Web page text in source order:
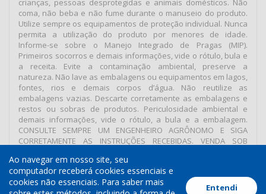
crianças, pessoas desprotegidas e animais domésticos. Não
coma, não beba e não fume durante o manuseio do produto.
Utilize sempre os equipamentos de proteção individual. Nunca
permita a utilização do produto por menores de idade.
Informe-se sobre o Manejo Integrado de Pragas (MIP).
Primeiros socorros e demais informações, vide o rótulo, bula e
a receita. Evite a contaminação ambiental, preserve a
natureza. Não lave as embalagens ou equipamentos em lagos,
fontes, rios e demais corpos d’água. Não reutilize as
embalagens vazias. Descarte corretamente as embalagens e
restos ou sobras de produtos. Periculosidade ambiental e
demais informações, vide o rótulo, a bula e a embalagem.
CONSULTE SEMPRE UM ENGENHEIRO AGRÔNOMO E SIGA
CORRETAMENTE AS INSTRUÇÕES RECEBIDAS. VENDA SOB
Termos de Uso Política de Cookies Política de Privacidade
Ao navegar em nosso site, seu
computador receberá cookies essenciais e
cookies não essenciais. Para saber mais
Entendi